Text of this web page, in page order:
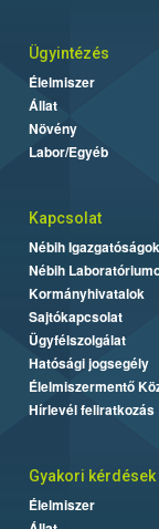
Ügyintézés
Élelmiszer
Állat
Növény
Labor/Egyéb
Kapcsolat
Nébih Igazgatóságok
Nébih
Kormányhivatalok
Sajtókapcsolat
Ügyfélszolgálat
Hatósági jogsegély
Élelmiszermentő
Hírlevél feliratkozás
Gyakori kérdések
Élelmiszer